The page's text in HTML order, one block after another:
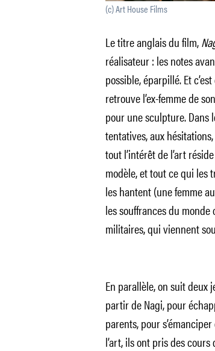
(c) Art House Films
Le titre anglais du film,
réalisateur : les notes
possible, éparpillé. Et
retrouve l’ex-femme de
pour une sculpture.
tentatives, aux
tout l’intérêt de l’art
modèle, et tout ce qui les
les hantent (une femme
les souffrances du
militaires, qui viennent
En parallèle, on suit deux
partir de Nagi, pour
parents, pour
l’art, ils ont pris des